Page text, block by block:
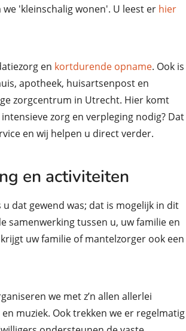
'kleinschalig wonen'. U leest er hier
en kortdurende opname. Ook is
apotheek, huisartsenpost en
zorgcentrum in Utrecht. Hier komt
zorg en verpleging nodig? Dat
en wij helpen u direct verder.
en activiteiten
dat gewend was; dat is mogelijk in dit
samenwerking tussen u, uw familie en
uw familie of mantelzorger ook een
we met z’n allen allerlei
muziek. Ook trekken we er regelmatig